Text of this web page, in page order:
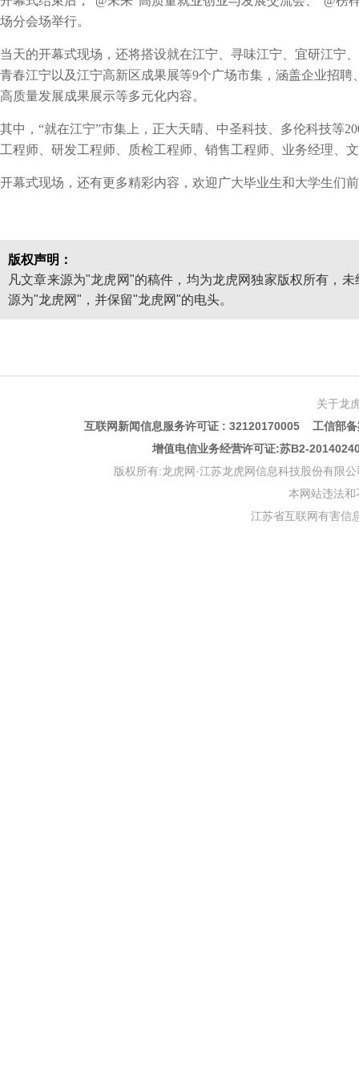
场分会场举行。
当天的开幕式现场，还将搭设就在江宁、寻味江宁、宜研江宁
青春江宁以及江宁高新区成果展等9个广场市集，涵盖企业招
高质量发展成果展示等多元化内容。
其中，“就在江宁”市集上，正大天晴、中圣科技、多伦科技等
工程师、研发工程师、质检工程师、销售工程师、业务经理、
开幕式现场，还有更多精彩内容，欢迎广大毕业生和大学生们
版权声明：
凡文章来源为"龙虎网"的稿件，均为龙虎网独家版权所有，
源为"龙虎网"，并保留"龙虎网"的电头。
关于龙
互联网新闻信息服务许可证 : 32120170005 工信部
增值电信业务经营许可证:苏B2-
版权所有:龙虎网·江苏龙虎网信息科技股份有限
本网站违法
江苏省互联网有害